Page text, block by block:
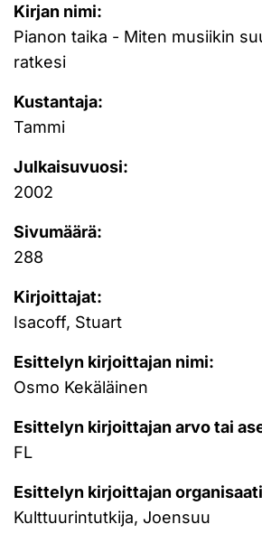
Kirjan nimi:
Pianon taika - Miten musiikin
ratkesi
Kustantaja:
Tammi
Julkaisuvuosi:
2002
Sivumäärä:
288
Kirjoittajat:
Isacoff, Stuart
Esittelyn kirjoittajan nimi:
Osmo Kekäläinen
Esittelyn kirjoittajan arvo tai
FL
Esittelyn kirjoittajan
Kulttuurintutkija, Joensuu